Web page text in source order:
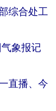
综合处工
象报记
直播、今